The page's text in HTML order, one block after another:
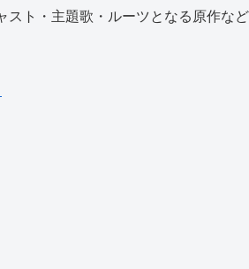
スト・主題歌・ルーツとなる原作など